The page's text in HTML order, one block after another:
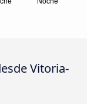
Vitoria-